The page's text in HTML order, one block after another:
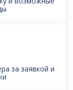
за заявкой и